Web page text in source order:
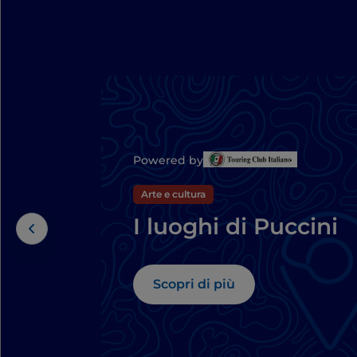
Powered by
Arte e cultura
I luoghi di Puccini
Scopri di più